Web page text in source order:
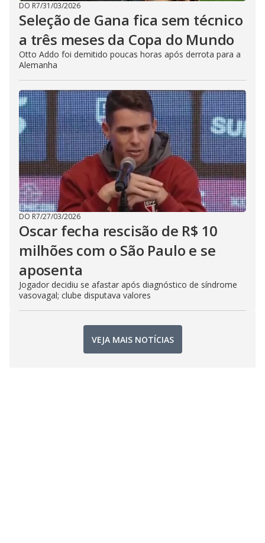
DO R7/31/03/2026
Seleção de Gana fica sem técnico
a três meses da Copa do Mundo
Otto Addo foi demitido poucas horas após derrota para a
Alemanha
DO R7/27/03/2026
Oscar fecha rescisão de R$ 10
milhões com o São Paulo e se
aposenta
Jogador decidiu se afastar após diagnóstico de síndrome
vasovagal; clube disputava valores
VEJA MAIS NOTÍCIAS